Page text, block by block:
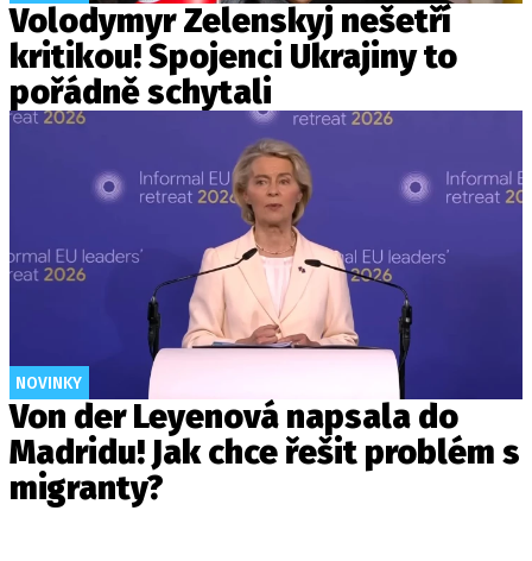
Volodymyr Zelenskyj nešetří
kritikou! Spojenci Ukrajiny to
pořádně schytali
NOVINKY
Von der Leyenová napsala do
Madridu! Jak chce řešit problém s
migranty?